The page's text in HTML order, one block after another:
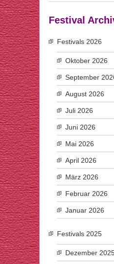
Festival
Festivals 2026
Oktober 2026
September
August 2026
Juli 2026
Juni 2026
Mai 2026
April 2026
März 2026
Februar 2026
Januar 2026
Festivals 2025
Dezember